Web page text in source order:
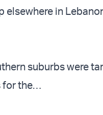
in
suburbs were
for the…